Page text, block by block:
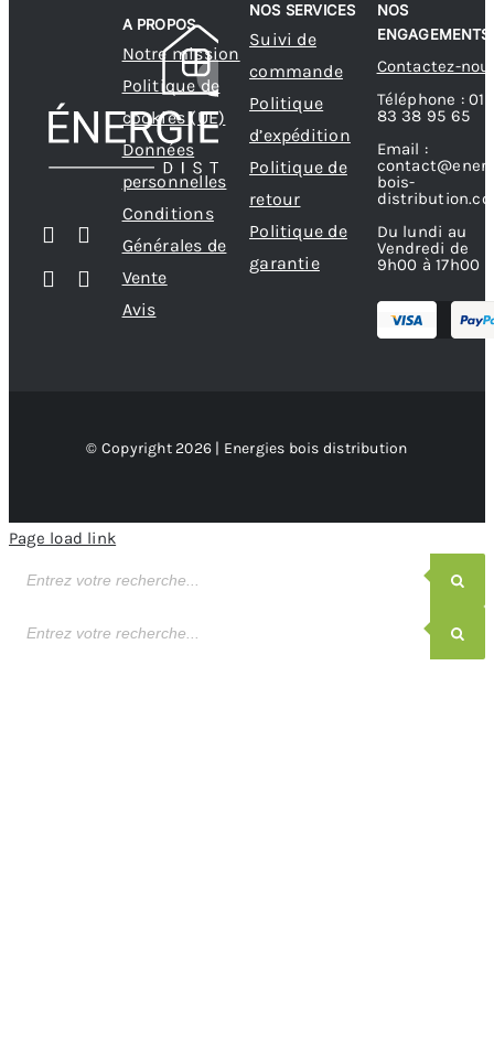
A PROPOS
Notre mission
Politique de
cookies (UE)
Données
personnelles
Conditions
Générales de
Vente
Avis
NOS SERVICES
Suivi de
commande
Politique
d’expédition
Politique de
retour
Politique de
garantie
NOS
ENGAGEMENTS
Contactez-
Téléphone : 01
83 38 95 65
Email :
bois-
Du lundi au
Vendredi de
9h00 à 17h00
© Copyright 2026 | Energies bois distribution
Page load link
de
de